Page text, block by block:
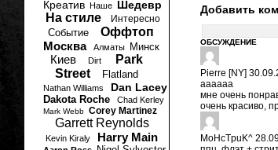
Добавить
ОБСУЖДЕНИЕ
Pierre [NY]
аааааа
мне очень
очень красиво,
MoHcTpuK^
Креатив Наше Шедевр
На стиле Интересно
Событие
Оффтоп
Москва
Алматы Минск
Киев Dirt
Park
Street
Flatland
Nathan Williams Dan Lacey
Dakota Roche Chad Kerley
Mark Webb Corey Martinez
Garrett Reynolds
Kevin Kiraly Harry Main